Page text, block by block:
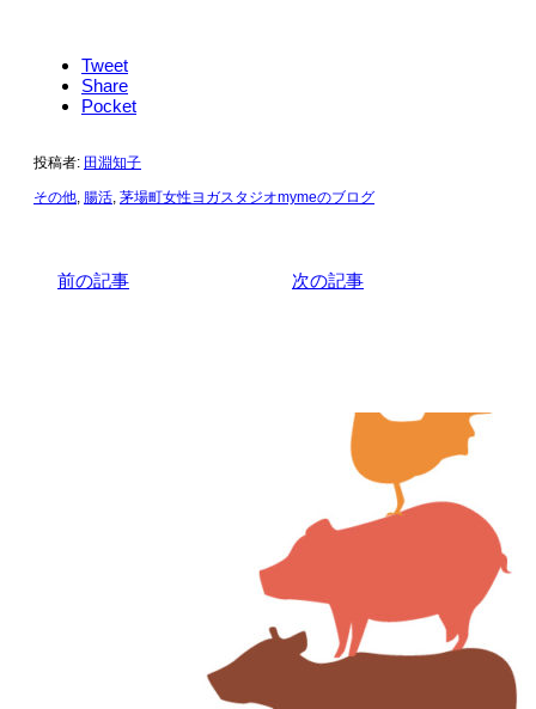
Tweet
Share
Pocket
投稿者: 田淵知子
その他, 腸活, 茅場町女性ヨガスタジオmymeのブログ
前の記事 次の記事